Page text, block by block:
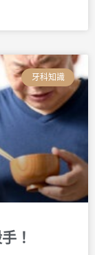
牙科知識
！